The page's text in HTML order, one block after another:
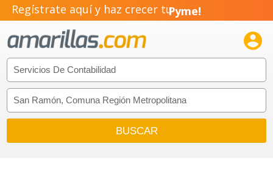
Regístrate aquí y haz crecer tuPyme!
Emprendimiento!
